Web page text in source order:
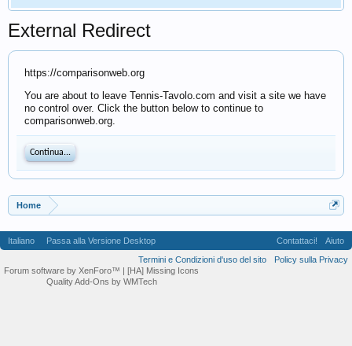
External Redirect
https://comparisonweb.org
You are about to leave Tennis-Tavolo.com and visit a site we have
no control over. Click the button below to continue to
comparisonweb.org.
Continua...
Home
Italiano Passa alla Versione Desktop Contattaci!
Aiuto
Termini e Condizioni d'uso del sito
Policy sulla Privacy
Forum software by XenForo™ | [HA] Missing Icons
Quality Add-Ons by WMTech